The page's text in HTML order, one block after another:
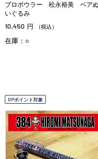
プロボウラー 松永裕美 ベアぬ
いぐるみ
10,450 円 （税込）
在庫：○
OPポイント対象